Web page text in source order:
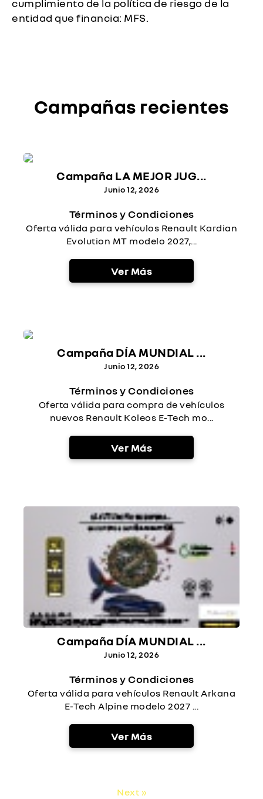
cumplimiento de la política de riesgo de la
entidad que financia: MFS.
Campañas recientes
Campaña LA MEJOR JUG...
Junio 12, 2026
Términos y Condiciones
Oferta válida para vehículos Renault Kardian
Evolution MT modelo 2027,...
Ver Más
Campaña DÍA MUNDIAL ...
Junio 12, 2026
Términos y Condiciones
Oferta válida para compra de vehículos
nuevos Renault Koleos E-Tech mo...
Ver Más
Campaña DÍA MUNDIAL ...
Junio 12, 2026
Términos y Condiciones
Oferta válida para vehículos Renault Arkana
E-Tech Alpine modelo 2027 ...
Ver Más
Next »